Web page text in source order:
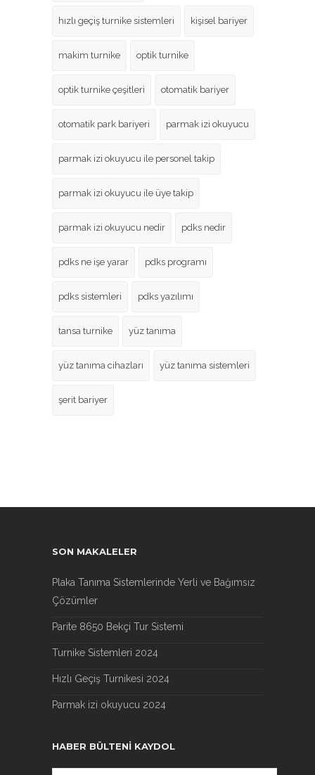
hızlı geçiş turnike sistemleri kişisel bariyer
makim turnike optik turnike
optik turnike çeşitleri otomatik bariyer
otomatik park bariyeri parmak izi okuyucu
parmak izi okuyucu ile personel takip
parmak izi okuyucu ile üye takip
parmak izi okuyucu nedir pdks nedir
pdks ne işe yarar pdks programı
pdks sistemleri pdks yazılımı
tansa turnike yüz tanıma
yüz tanıma cihazları yüz tanıma sistemleri
şerit bariyer
SON MAKALELER
Plaka Tanıma Sistemlerinde Yerli ve Bağımsız
Çözümler
Parite 8650 Bekçi Tur Sistemi
Turnike Sistemleri 2024
Hızlı Geçiş Turnikesi 2024
Parmak izi okuyucu 2024
HABER BÜLTENI KAYDOL